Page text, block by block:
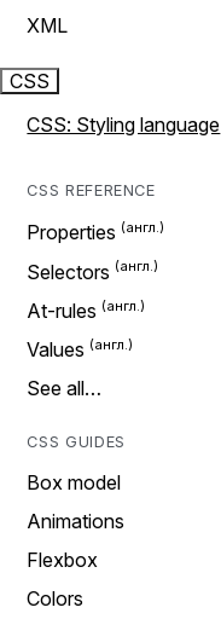
XML
CSS
CSS: Styling language
CSS REFERENCE
Properties
Selectors
At-rules
Values
See all…
CSS GUIDES
Box model
Animations
Flexbox
Colors